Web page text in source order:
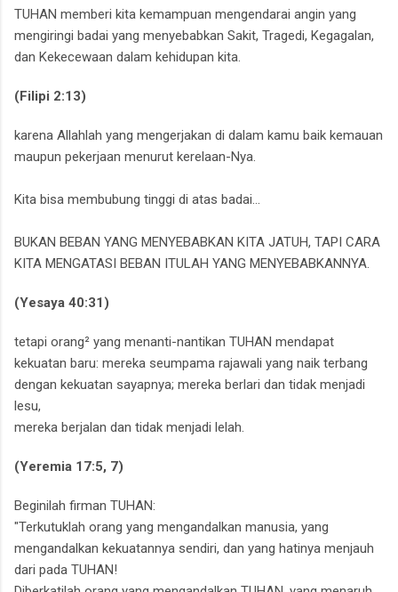
TUHAN memberi kita kemampuan mengendarai angin yang
mengiringi badai yang menyebabkan Sakit, Tragedi, Kegagalan,
dan Kekecewaan dalam kehidupan kita.
(Filipi 2:13)
karena Allahlah yang mengerjakan di dalam kamu baik kemauan
maupun pekerjaan menurut kerelaan-Nya.
Kita bisa membubung tinggi di atas badai...‎
BUKAN BEBAN YANG MENYEBABKAN KITA JATUH, TAPI CARA
KITA MENGATASI BEBAN ITULAH YANG MENYEBABKANNYA.‎
(Yesaya 40:31)
tetapi orang² yang menanti-nantikan TUHAN mendapat
kekuatan baru: mereka seumpama rajawali yang naik terbang
dengan kekuatan sayapnya; mereka berlari dan tidak menjadi
lesu,
mereka berjalan dan tidak menjadi lelah.
(Yeremia 17:5, 7)
Beginilah firman TUHAN:
"Terkutuklah orang yang mengandalkan manusia, yang
mengandalkan kekuatannya sendiri, dan yang hatinya menjauh
dari pada TUHAN!